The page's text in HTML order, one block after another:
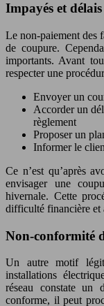
Impayés et
Le non-paiement des
de coupure.
importants. Avant
respecter une
Envoyer un
Accorder un
règlement
Proposer un
Informer le
Ce n’est qu’après
envisager une
hivernale. Cette
difficulté financière et
Non-conformité
Un autre motif
installations
réseau constate un
conforme, il peut